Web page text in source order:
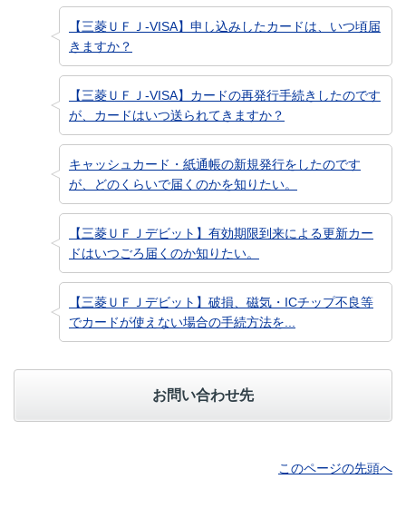
【三菱ＵＦＪ-VISA】申し込みしたカードは、いつ頃届
きますか？
【三菱ＵＦＪ-VISA】カードの再発行手続きしたのです
が、カードはいつ送られてきますか？
キャッシュカード・紙通帳の新規発行をしたのです
が、どのくらいで届くのかを知りたい。
【三菱ＵＦＪデビット】有効期限到来による更新カー
ドはいつごろ届くのか知りたい。
【三菱ＵＦＪデビット】破損、磁気・ICチップ不良等
でカードが使えない場合の手続方法を...
お問い合わせ先
このページの先頭へ